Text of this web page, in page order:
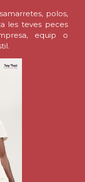
polos,
les teves peces
equip o